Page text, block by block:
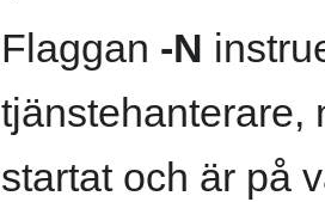
Flaggan -N
tjänstehanterare,
startat och är på